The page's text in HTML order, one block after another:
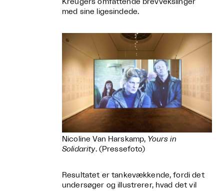
Kreugers omfattende brevvekslinger
med sine ligesindede.
Nicoline Van Harskamp, Yours in
Solidarity. (Pressefoto)
Resultatet er tankevækkende, fordi det
undersøger og illustrerer, hvad det vil